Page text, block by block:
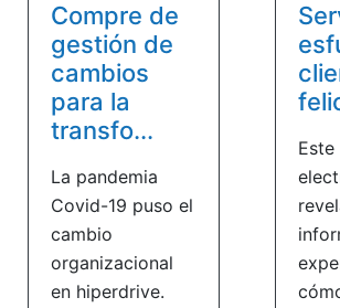
Compre de
gestión de
cambios
para la
transfo...
La pandemia
Covid-19 puso el
cambio
organizacional
en hiperdrive.